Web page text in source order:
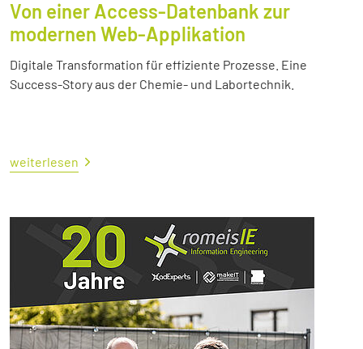
Von einer Access-Datenbank zur
modernen Web-Applikation
Digitale Transformation für effiziente Prozesse. Eine
Success-Story aus der Chemie- und Labortechnik.
weiterlesen